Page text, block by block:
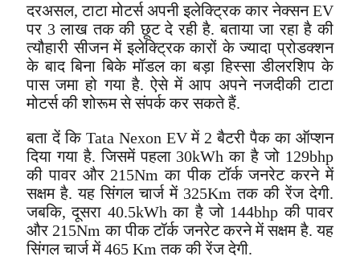
दरअसल, टाटा मोटर्स अपनी इलेक्ट्रिक कार नेक्सन EV
पर 3 लाख तक की छूट दे रही है. बताया जा रहा है की
त्यौहारी सीजन में इलेक्ट्रिक कारों के ज्यादा प्रोडक्शन
के बाद बिना बिके मॉडल का बड़ा हिस्सा डीलरशिप के
पास जमा हो गया है. ऐसे में आप अपने नजदीकी टाटा
मोटर्स की शोरूम से संपर्क कर सकते हैं.
बता दें कि Tata Nexon EV में 2 बैटरी पैक का ऑप्शन
दिया गया है. जिसमें पहला 30kWh का है जो 129bhp
की पावर और 215Nm का पीक टॉर्क जनरेट करने में
सक्षम है. यह सिंगल चार्ज में 325Km तक की रेंज देगी.
जबकि, दूसरा 40.5kWh का है जो 144bhp की पावर
और 215Nm का पीक टॉर्क जनरेट करने में सक्षम है. यह
सिंगल चार्ज में 465 Km तक की रेंज देगी.